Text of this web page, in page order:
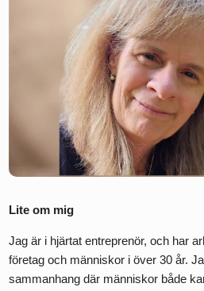
Lite om mig
Jag är i hjärtat entreprenör, och har
företag och människor i över 30 år.
sammanhang där människor både